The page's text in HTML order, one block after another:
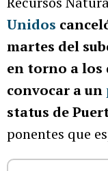
Unidos
martes del
en torno a los
convocar a un
status de
ponentes que